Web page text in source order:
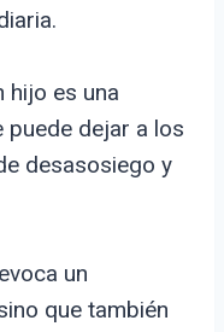
hijo es una
puede dejar a los
desasosiego y
un
que también